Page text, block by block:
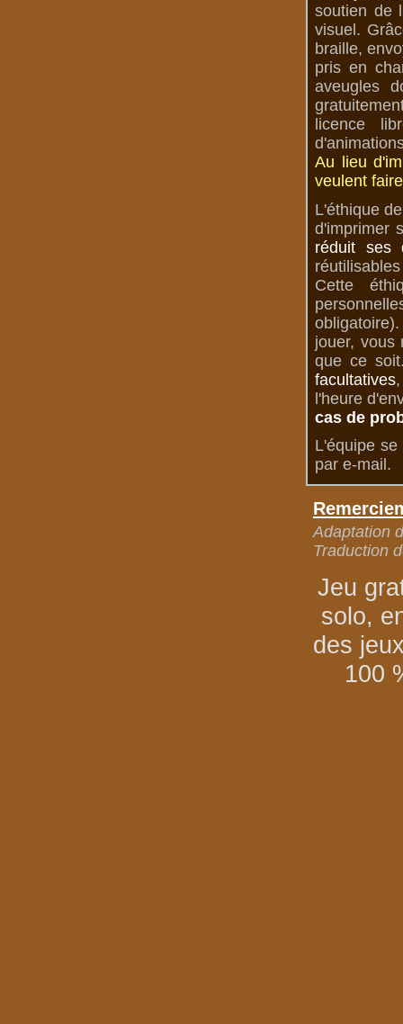
soutien de
visuel.
braille,
pris en
aveugles
licence
Au lieu
veulent
L'éthique
d'imprimer
réduit ses
Cette
jouer, vous
que ce
facultatives
l'heure
cas de
L'équipe
par e-mail.
Adaptation
Traduction
Jeu
solo,
des
100